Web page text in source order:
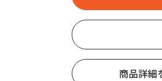
商品詳細